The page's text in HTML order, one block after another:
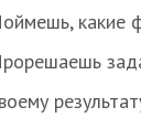
какие